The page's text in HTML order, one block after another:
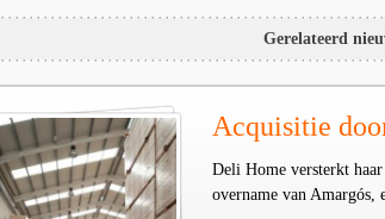
Gerelateerd
Acquisitie
Deli Home versterkt
overname van Amargós,